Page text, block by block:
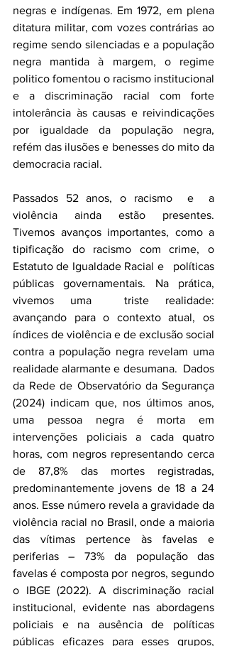
negras e indígenas. Em 1972, em plena
ditatura militar, com vozes contrárias ao
regime sendo silenciadas e a população
negra mantida à margem, o regime
politico fomentou o racismo institucional
e a discriminação racial com forte
intolerância às causas e reivindicações
por igualdade da população negra,
refém das ilusões e benesses do mito da
democracia racial.
Passados 52 anos, o racismo  e  a
violência ainda estão presentes.
Tivemos avanços importantes, como a
tipificação do racismo com crime, o
Estatuto de Igualdade Racial e   políticas
públicas governamentais. Na prática,
vivemos uma  triste realidade:
avançando para o contexto atual, os
índices de violência e de exclusão social
contra a população negra revelam uma
realidade alarmante e desumana.  Dados
da Rede de Observatório da Segurança
(2024) indicam que, nos últimos anos,
uma pessoa negra é morta em
intervenções policiais a cada quatro
horas, com negros representando cerca
de 87,8% das mortes registradas,
predominantemente jovens de 18 a 24
anos. Esse número revela a gravidade da
violência racial no Brasil, onde a maioria
das vítimas pertence às favelas e
periferias – 73% da população das
favelas é composta por negros, segundo
o IBGE (2022). A discriminação racial
institucional, evidente nas abordagens
policiais e na ausência de políticas
públicas eficazes para esses grupos,